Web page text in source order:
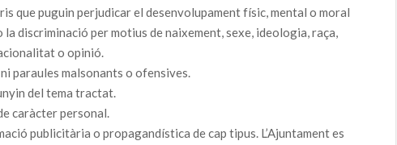
que puguin perjudicar el desenvolupament físic, mental o moral
discriminació per motius de naixement, sexe, ideologia, raça,
o opinió.
paraules malsonants o ofensives.
del tema tractat.
caràcter personal.
publicitària o propagandística de cap tipus. L’Ajuntament es